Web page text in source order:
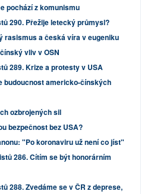
pochází z komunismu
290. Přežije letecký průmysl?
rasismus a česká víra v eugeniku
vliv v OSN
289. Krize a protesty v USA
budoucnost americko-čínských
ozbrojených sil
bezpečnost bez USA?
"Po koronaviru už není co jíst"
286. Cítím se být honorárním
288. Zvedáme se v ČR z deprese,